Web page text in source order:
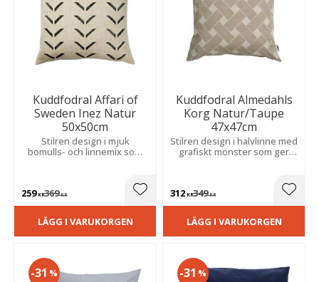
Kuddfodral Affari of
Sweden Inez Natur
50x50cm
Stilren design i mjuk
bomulls- och linnemix som
fint in och skapar tidlös
elegans.
259KR369KR Lägg till i favoriter
LÄGG I VARUKORGEN
Kuddfodral Almedahls
Korg Natur/Taupe
47x47cm
Stilren design i halvlinne med
grafiskt mönster som ger
312 KR349KR
LÄGG I VARUKORGEN
31 % 31 %